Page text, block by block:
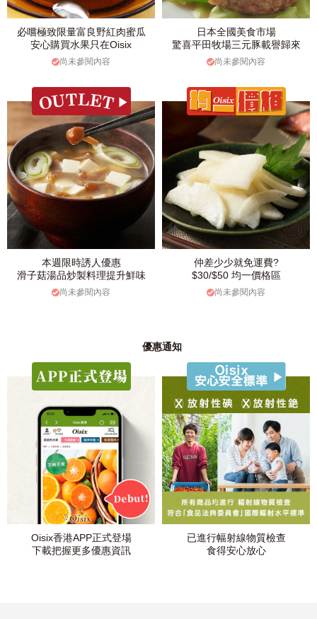
必嚐極致限量富良野紅肉蜜瓜
安心購買水果只在Oisix
尚未參閱內容
日本全國美食市場
驚喜平田牧場三元豚載譽歸來
尚未參閱內容
本週限時誘人優惠
滑子菇湯品炒製料理提升鮮味
尚未參閱內容
仲差少少就免運費?
$30/$50 均一價格區
尚未參閱內容
優惠通知
Oisix香港APP正式登場
下載把握更多優惠資訊
已進行幅射線物質檢查
食得安心放心